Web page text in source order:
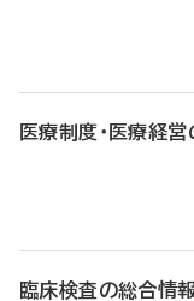
医療制度・医療経
臨床検査の総合情